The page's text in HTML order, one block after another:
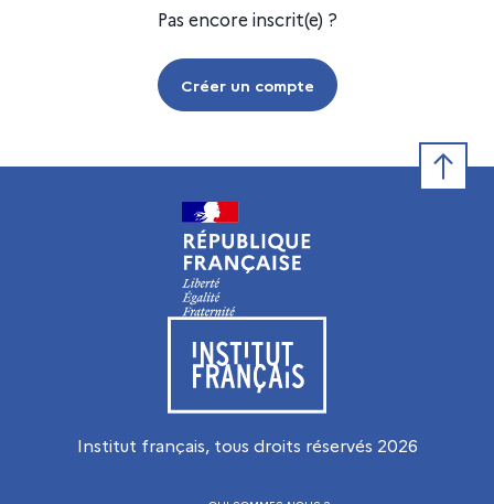
Pas encore inscrit(e) ?
Créer un compte
Visiter le site de l’Institut français
Institut français, tous droits réservés 2026